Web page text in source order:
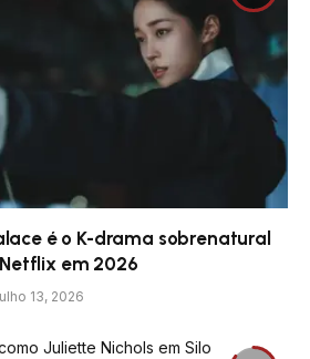
é o K-drama sobrenatural
em 2026
13, 2026